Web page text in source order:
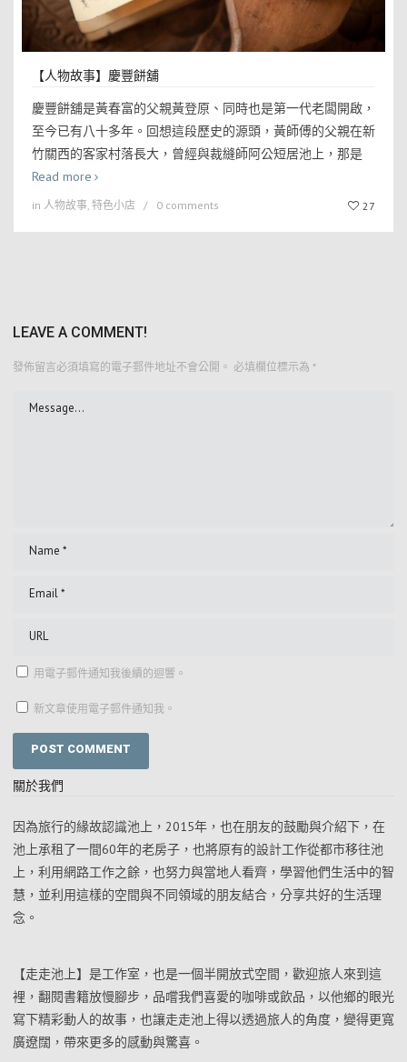
【人物故事】慶豐餅舖
慶豐餅舖是黃春富的父親黃登原、同時也是第一代老闆開啟，
至今已有八十多年。回想這段歷史的源頭，黃師傅的父親在新
竹關西的客家村落長大，曾經與裁縫師阿公短居池上，那是
Read more
in 人物故事 特色小店 0 comments 27
LEAVE A COMMENT!
發佈留言必須填寫的電子郵件地址不會公開。 必填欄位標示為 *
用電子郵件通知我後續的迴響。
新文章使用電子郵件通知我。
關於我們
因為旅行的緣故認識池上，2015年，也在朋友的鼓勵與介紹下，在
池上承租了一間60年的老房子，也將原有的設計工作從都市移往池
上，利用網路工作之餘，也努力與當地人看齊，學習他們生活中的智
慧，並利用這樣的空間與不同領域的朋友結合，分享共好的生活理
念。
【走走池上】是工作室，也是一個半開放式空間，歡迎旅人來到這
裡，翻閱書籍放慢腳步，品嚐我們喜愛的咖啡或飲品，以他鄉的眼光
寫下精彩動人的故事，也讓走走池上得以透過旅人的角度，變得更寬
廣遼闊，帶來更多的感動與驚喜。